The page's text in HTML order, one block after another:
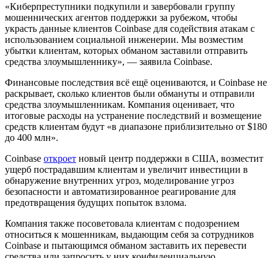
«Киберпреступники подкупили и завербовали группу
мошеннических агентов поддержки за рубежом, чтобы
украсть данные клиентов Coinbase для содействия атакам с
использованием социальной инженерии. Мы возместим
убытки клиентам, которых обманом заставили отправить
средства злоумышленнику», — заявила Coinbase.
Финансовые последствия всё ещё оцениваются, и Coinbase не
раскрывает, сколько клиентов были обмануты и отправили
средства злоумышленникам. Компания оценивает, что
итоговые расходы на устранение последствий и возмещение
средств клиентам будут «в диапазоне приблизительно от $180
до 400 млн».
Coinbase откроет новый центр поддержки в США, возместит
ущерб пострадавшим клиентам и увеличит инвестиции в
обнаружение внутренних угроз, моделирование угроз
безопасности и автоматизированное реагирование для
предотвращения будущих попыток взлома.
Компания также посоветовала клиентам с подозрением
относиться к мошенникам, выдающим себя за сотрудников
Coinbase и пытающимся обманом заставить их перевести